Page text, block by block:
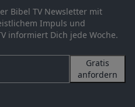
Bibel TV Newsletter mit
Impuls und
informiert Dich jede Woche.
Gratis
anfordern